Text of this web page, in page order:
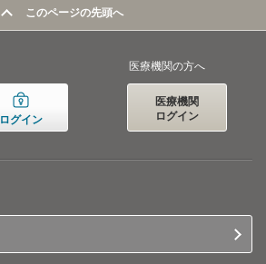
このページの先頭へ
ログイン
医療機関の方へ
医療機関
ログイン